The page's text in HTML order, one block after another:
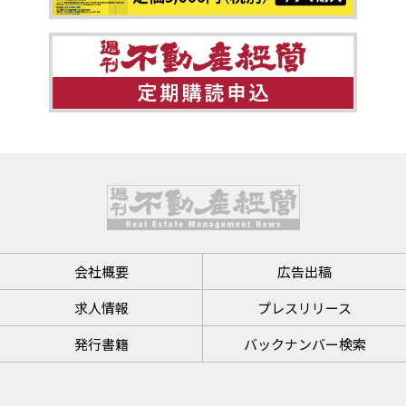
会社概要
広告出稿
求人情報
プレスリリース
発行書籍
バックナンバー検索